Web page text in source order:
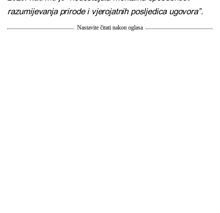
razumijevanja prirode i vjerojatnih posljedica ugovora”.
Nastavite čitati nakon oglasa